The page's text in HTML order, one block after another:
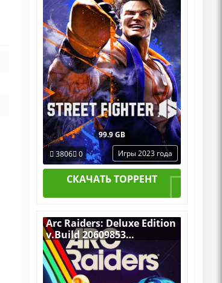
DLCs
99.9 GB
3806 0 Игры 2023 года
СКАЧАТЬ ТОРРЕНТ
Arc Raiders: Deluxe Edition
v.Build 20609853
[RUS|ENG] (2025) PC
RePack от Механики